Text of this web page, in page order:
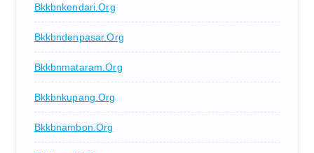
Bkkbnkendari.org
Bkkbndenpasar.org
Bkkbnmataram.org
Bkkbnkupang.org
Bkkbnambon.org